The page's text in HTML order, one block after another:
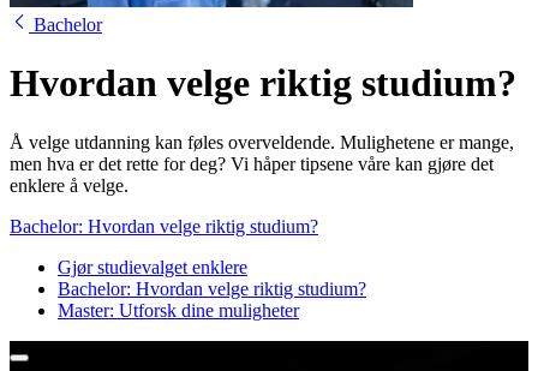
Bachelor
Hvordan velge riktig studium?
Å velge utdanning kan føles overveldende. Mulighetene er mange,
men hva er det rette for deg? Vi håper tipsene våre kan gjøre det
enklere å velge.
Bachelor: Hvordan velge riktig studium?
Gjør studievalget enklere
Bachelor: Hvordan velge riktig studium?
Master: Utforsk dine muligheter